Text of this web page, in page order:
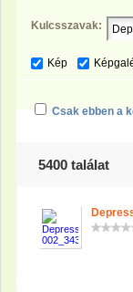
Kulcsszavak:
Kép
Csak ebben a
5400 találat